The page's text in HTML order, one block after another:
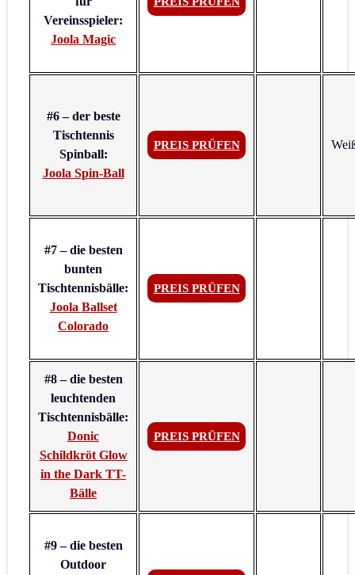
Vereinsspieler:
Joola Magic
#6 – der beste
Tischtennis
Spinball:
Joola Spin-Ball
PREIS PRÜFEN
#7 – die besten
bunten
Tischtennisbälle:
Joola Ballset
Colorado
PREIS PRÜFEN
#8 – die besten
leuchtenden
Tischtennisbälle:
Donic
Schildkröt Glow
in the Dark TT-
Bälle
PREIS PRÜFEN
#9 – die besten
Outdoor